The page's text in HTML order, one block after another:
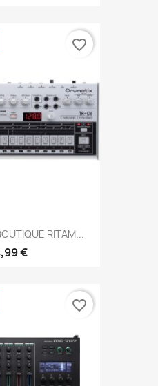
RITAM...
€
favorite_border
favorite_border